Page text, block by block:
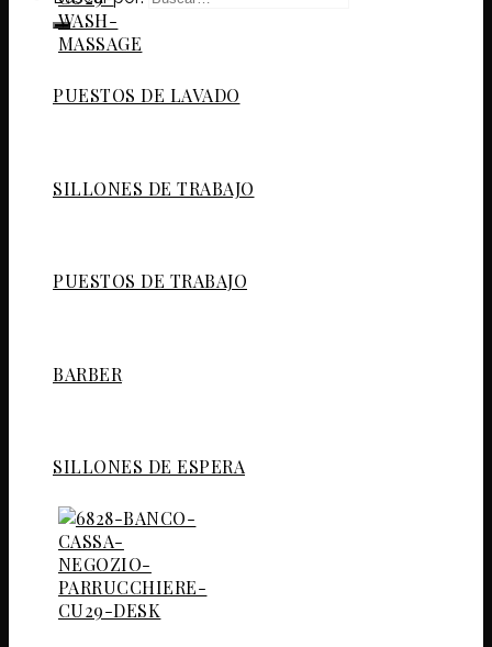
PUESTOS DE LAVADO
SILLONES DE TRABAJO
PUESTOS DE TRABAJO
BARBER
SILLONES DE ESPERA